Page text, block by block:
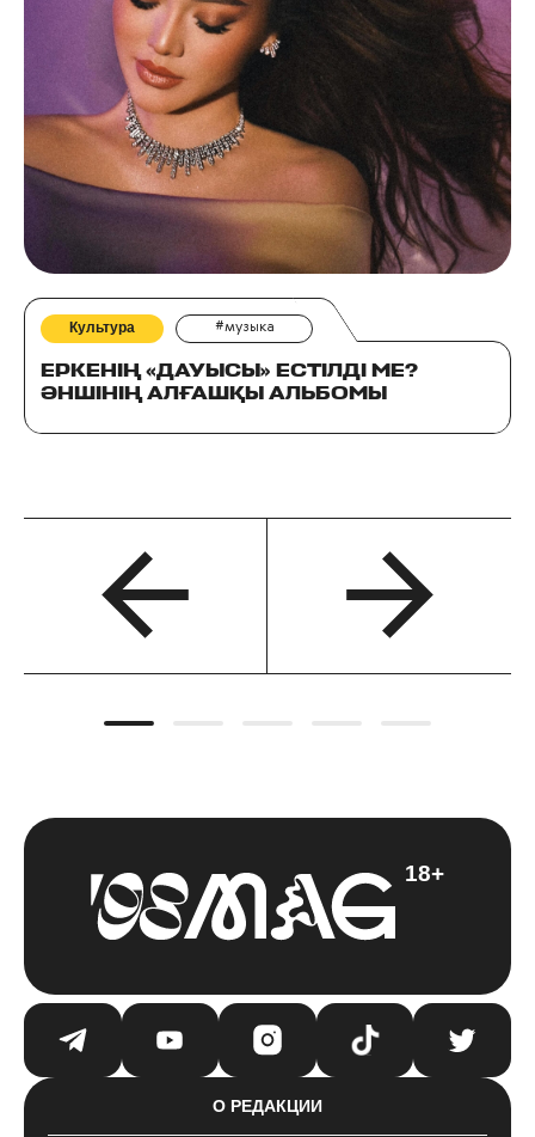
Культура #музыка
ЕРКЕНІҢ «ДАУЫСЫ» ЕСТІЛДІ МЕ?
ӘНШІНІҢ АЛҒАШҚЫ АЛЬБОМЫ
18+
О РЕДАКЦИИ